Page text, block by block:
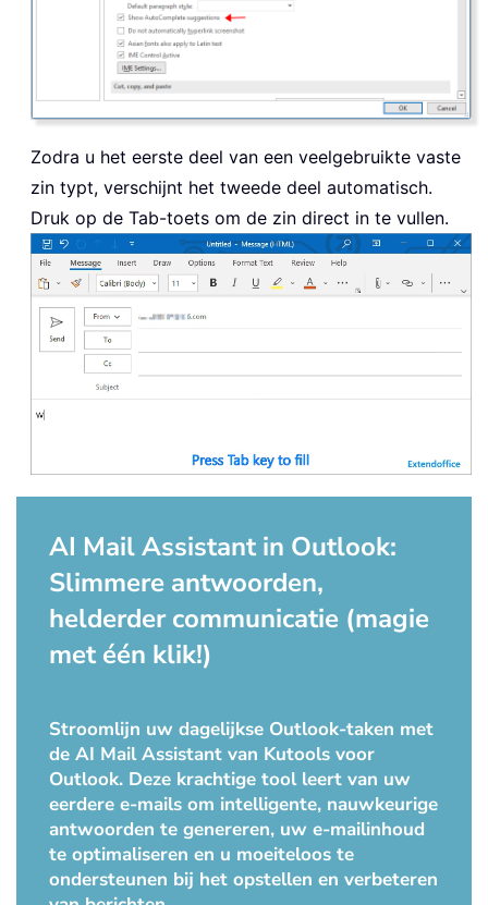
Zodra u het eerste deel van een veelgebruikte vaste
zin typt, verschijnt het tweede deel automatisch.
Druk op de Tab-toets om de zin direct in te vullen.
AI Mail Assistant in Outlook:
Slimmere antwoorden,
helderder communicatie (magie
met één klik!)
Stroomlijn uw dagelijkse Outlook-taken met
de AI Mail Assistant van Kutools voor
Outlook. Deze krachtige tool leert van uw
eerdere e-mails om intelligente, nauwkeurige
antwoorden te genereren, uw e-mailinhoud
te optimaliseren en u moeiteloos te
ondersteunen bij het opstellen en verbeteren